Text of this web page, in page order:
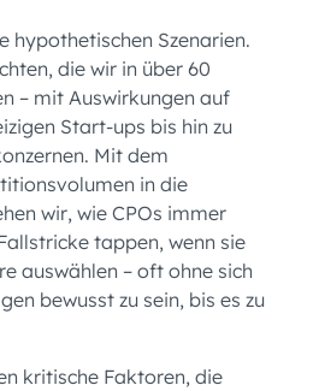
hypothetischen Szenarien.
die wir in über 60
– mit Auswirkungen auf
Start-ups bis hin zu
Mit dem
in die
wir, wie CPOs immer
tappen, wenn sie
auswählen – oft ohne sich
bewusst zu sein, bis es zu
kritische Faktoren, die